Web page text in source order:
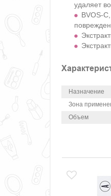
удаляет
BVOS-
Назначение
Зона
Объем